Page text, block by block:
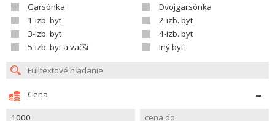
Garsónka
Dvojgarsónka
1-izb. byt
2-izb. byt
3-izb. byt
4-izb. byt
5-izb. byt a väčší
Iný byt
Cena